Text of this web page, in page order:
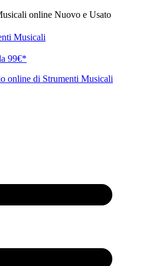
online Nuovo e Usato
Musicali
99€*